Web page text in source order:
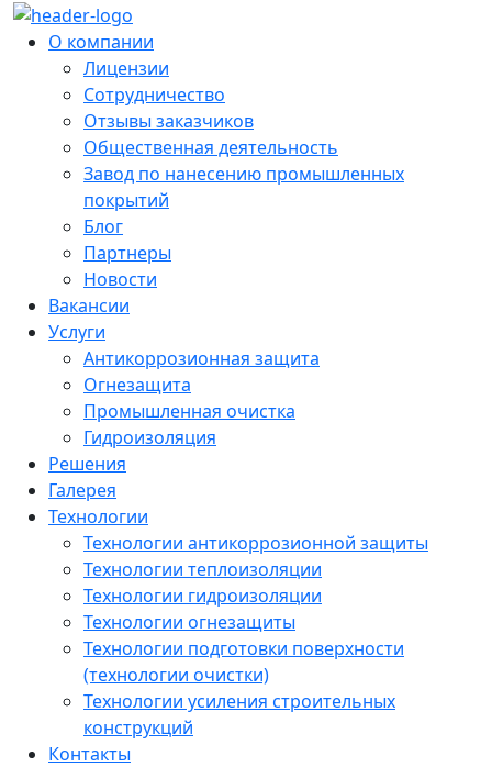
О компании
Лицензии
Сотрудничество
Отзывы заказчиков
Общественная деятельность
Завод по нанесению промышленных
покрытий
Блог
Партнеры
Новости
Вакансии
Услуги
Антикоррозионная защита
Огнезащита
Промышленная очистка
Гидроизоляция
Решения
Галерея
Технологии
Технологии антикоррозионной защиты
Технологии теплоизоляции
Технологии гидроизоляции
Технологии огнезащиты
Технологии подготовки поверхности
(технологии очистки)
Технологии усиления строительных
конструкций
Контакты